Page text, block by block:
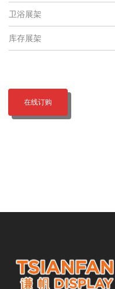
卫浴展架
库存展架
在线订购